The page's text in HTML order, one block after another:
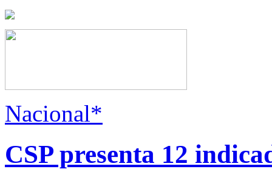
Nacional*
CSP presenta 12